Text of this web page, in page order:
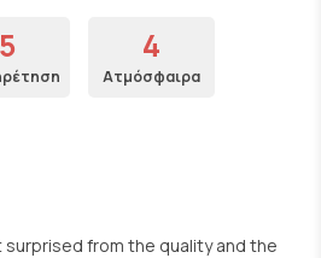
5 4
Ατμόσφαιρα
surprised from the quality and the